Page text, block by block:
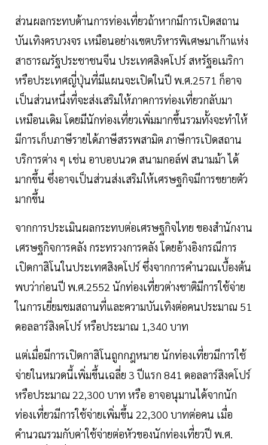
ส่วนผลกระทบด้านการท่องเที่ยวถ้าหากมีการเปิดสถาน
บันเทิงครบวงจร เหมือนอย่างเขตบริหารพิเศษมาเก๊าแห่ง
สาธารณรัฐประชาชนจีน ประเทศสิงคโปร์ สหรัฐอเมริกา
หรือประเทศญี่ปุ่นที่มีแผนจะเปิดในปี พ.ศ.2571 ก็อาจ
เป็นส่วนหนึ่งที่จะส่งเสริมให้ภาคการท่องเที่ยวกลับมา
เหมือนเดิม โดยมีนักท่องเที่ยวเพิ่มมากขึ้นรวมทั้งจะทำให้
มีการเก็บภาษีรายได้ภาษีสรรพสามิต ภาษีการเปิดสถาน
บริการต่าง ๆ เช่น อาบอบนวด สนามกอล์ฟ สนามม้า ได้
มากขึ้น ซึ่งอาจเป็นส่วนส่งเสริมให้เศรษฐกิจมีการขยายตัว
มากขึ้น
จากการประเมินผลกระทบต่อเศรษฐกิจไทย ของสำนักงาน
เศรษฐกิจการคลัง กระทรวงการคลัง โดยอ้างอิงกรณีการ
เปิดกาสิโนในประเทศสิงคโปร์ ซึ่งจากการคำนวณเบื้องต้น
พบว่าก่อนปี พ.ศ.2552 นักท่องเที่ยวต่างชาติมีการใช้จ่าย
ในการเยี่ยมชมสถานที่และความบันเทิงต่อคนประมาณ 51
ดอลลาร์สิงคโปร์ หรือประมาณ 1,340 บาท
แต่เมื่อมีการเปิดกาสิโนถูกกฎหมาย นักท่องเที่ยวมีการใช้
จ่ายในหมวดนี้เพิ่มขึ้นเฉลี่ย 3 ปีแรก 841 ดอลลาร์สิงคโปร์
หรือประมาณ 22,300 บาท หรือ อาจอนุมานได้จากนัก
ท่องเที่ยวมีการใช้จ่ายเพิ่มขึ้น 22,300 บาทต่อคน เมื่อ
คำนวณรวมกับค่าใช้จ่ายต่อหัวของนักท่องเที่ยวปี พ.ศ.